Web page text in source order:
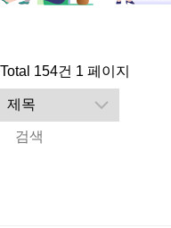
Total 154건 1 페이지